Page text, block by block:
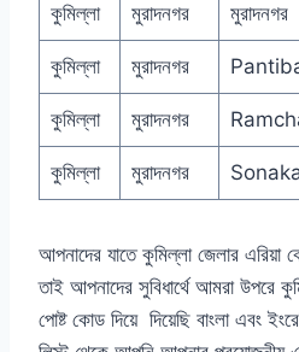
কুমিল্লা মুরাদনগর মুরাদনগর
কুমিল্লা মুরাদনগর
কুমিল্লা মুরাদনগর
কুমিল্লা মুরাদনগর
আপনাদের যাতে কুমিল্লা জেলার
তাই আপনাদের সুবিধার্থে আমরা উপরে
পোষ্ট কোড দিয়ে দিয়েছি বাংলা এবং